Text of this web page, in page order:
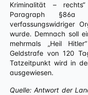
Kriminalität –
Paragraph §86a
verfassungswidriger
wurde. Demnach soll
mehrmals „Heil
Geldstrafe von 120
Tatzeitpunkt wird in
ausgewiesen.
Quelle: Antwort der